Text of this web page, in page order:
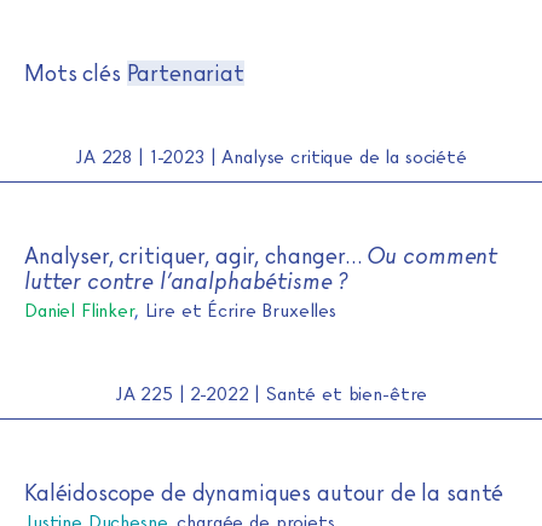
SkipMots clés Partenariat
JA 228 | 1-2023 | Analyse critique de la société
Analyser, critiquer, agir, changer… Ou comment
lutter contre l’analphabétisme ?
Daniel Flinker, Lire et Écrire Bruxelles
JA 225 | 2-2022 | Santé et bien-être
Kaléidoscope de dynamiques autour de la santé